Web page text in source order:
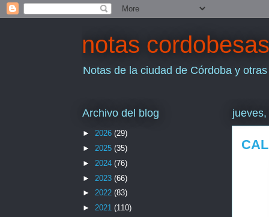
notas cordobesas
Notas de la ciudad de Córdoba y
Archivo del blog
► 2026 (29)
► 2025 (35)
► 2024 (76)
► 2023 (66)
► 2022 (83)
► 2021 (110)